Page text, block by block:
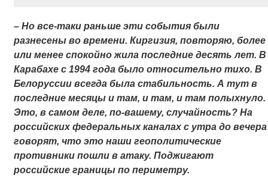
– Но все-таки раньше эти события были
разнесены во времени. Киргизия, повторяю, более
или менее спокойно жила последние десять лет. В
Карабахе с 1994 года было относительно тихо. В
Белоруссии всегда была стабильность. А тут в
последние месяцы и там, и там, и там полыхнуло.
Это, в самом деле, по-вашему, случайность? На
российских федеральных каналах с утра до вечера
говорят, что это наши геополитические
противники пошли в атаку. Поджигают
российские границы по периметру.